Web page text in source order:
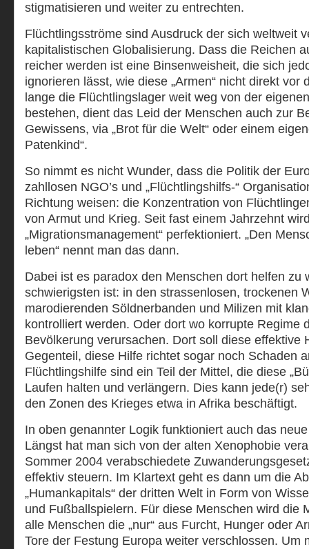
stigmatisieren und weiter zu entrechten.
Flüchtlingsströme sind Ausdruck der sich weltweit
kapitalistischen Globalisierung. Dass die Reichen
reicher werden ist eine Binsenweisheit, die sich
ignorieren lässt, wie diese „Armen“ nicht direkt vor
lange die Flüchtlingslager weit weg von der
bestehen, dient das Leid der Menschen auch zur
Gewissens, via „Brot für die Welt“ oder einem
Patenkind“.
So nimmt es nicht Wunder, dass die Politik der
zahllosen NGO’s und „Flüchtlingshilfs-“
Richtung weisen: die Konzentration von
von Armut und Krieg. Seit fast einem Jahrzehnt
„Migrationsmanagement“ perfektioniert. „Den
leben“ nennt man das dann.
Dabei ist es paradox den Menschen dort helfen zu
schwierigsten ist: in den strassenlosen, trockenen
marodierenden Söldnerbanden und Milizen mit
kontrolliert werden. Oder dort wo korrupte Regime
Bevölkerung verursachen. Dort soll diese effektive
Gegenteil, diese Hilfe richtet sogar noch Schaden
Flüchtlingshilfe sind ein Teil der Mittel, die diese
Laufen halten und verlängern. Dies kann jede(r)
den Zonen des Krieges etwa in Afrika beschäftigt.
In oben genannter Logik funktioniert auch das
Längst hat man sich von der alten Xenophobie
Sommer 2004 verabschiedete
effektiv steuern. Im Klartext geht es dann um die
„Humankapitals“ der dritten Welt in Form von
und Fußballspielern. Für diese Menschen wird die
alle Menschen die „nur“ aus Furcht, Hunger oder
Tore der Festung Europa weiter verschlossen. Um